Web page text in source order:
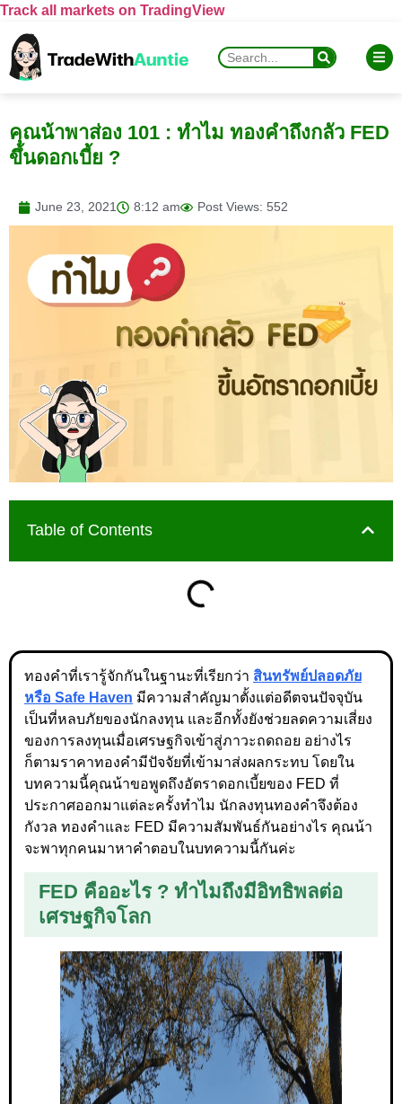
Track all markets on TradingView
คุณน้าพาส่อง 101 : ทำไม ทองคำถึงกลัว FED
ขึ้นดอกเบี้ย ?
June 23, 2021 8:12 am Post Views: 552
Table of Contents
ทองคำที่เรารู้จักกันในฐานะที่เรียกว่า สินทรัพย์ปลอดภัย
หรือ Safe Haven มีความสำคัญมาตั้งแต่อดีตจนปัจจุบัน
เป็นที่หลบภัยของนักลงทุน และอีกทั้งยังช่วยลดความเสี่ยง
ของการลงทุนเมื่อเศรษฐกิจเข้าสู่ภาวะถดถอย อย่างไร
ก็ตามราคาทองคำมีปัจจัยที่เข้ามาส่งผลกระทบ โดยใน
บทความนี้คุณน้าขอพูดถึงอัตราดอกเบี้ยของ FED ที่
ประกาศออกมาแต่ละครั้งทำไม นักลงทุนทองคำจึงต้อง
กังวล ทองคำและ FED มีความสัมพันธ์กันอย่างไร คุณน้า
จะพาทุกคนมาหาคำตอบในบทความนี้กันค่ะ
FED คืออะไร ? ทำไมถึงมีอิทธิพลต่อ
เศรษฐกิจโลก